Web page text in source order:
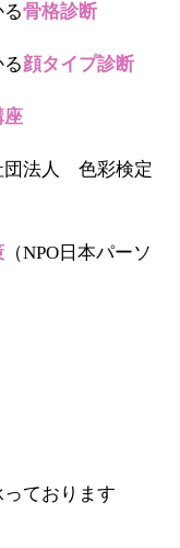
骨格診断
顔タイプ診断
座
団法人 色彩検定
（NPO日本パーソ
ております